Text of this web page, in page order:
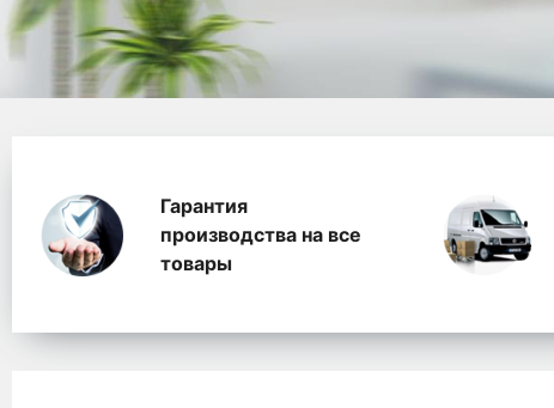
WhitePack
Гарантия
производства на все
товары